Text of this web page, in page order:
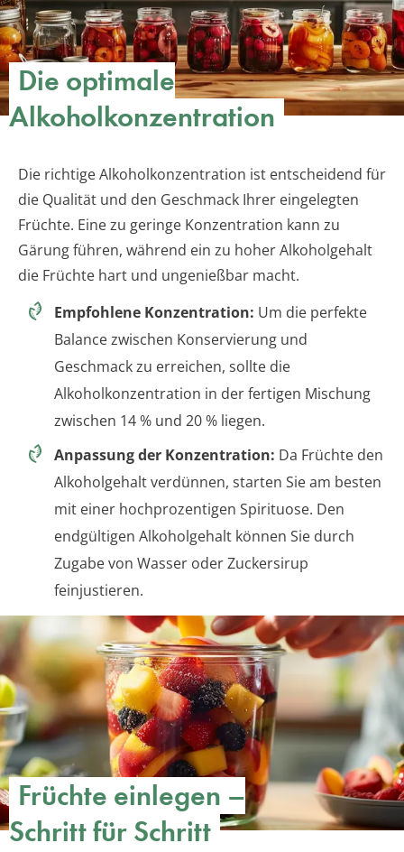
Die optimale
Alkoholkonzentration
Die richtige Alkoholkonzentration ist entscheidend für
die Qualität und den Geschmack Ihrer eingelegten
Früchte. Eine zu geringe Konzentration kann zu
Gärung führen, während ein zu hoher Alkoholgehalt
die Früchte hart und ungenießbar macht.
Empfohlene Konzentration: Um die perfekte
Balance zwischen Konservierung und
Geschmack zu erreichen, sollte die
Alkoholkonzentration in der fertigen Mischung
zwischen 14 % und 20 % liegen.
Anpassung der Konzentration: Da Früchte den
Alkoholgehalt verdünnen, starten Sie am besten
mit einer hochprozentigen Spirituose. Den
endgültigen Alkoholgehalt können Sie durch
Zugabe von Wasser oder Zuckersirup
feinjustieren.
Früchte einlegen –
Schritt für Schritt